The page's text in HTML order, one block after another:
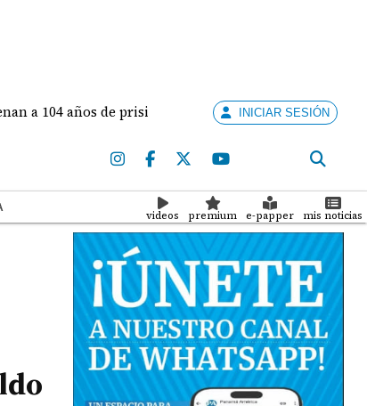
años de prisión a pastor por abusar de sus dos hijas
INICIAR SESIÓN
videos premium e-papper mis noticias